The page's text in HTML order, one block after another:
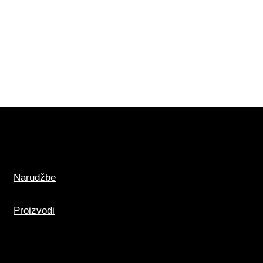
Narudžbe
Proizvodi